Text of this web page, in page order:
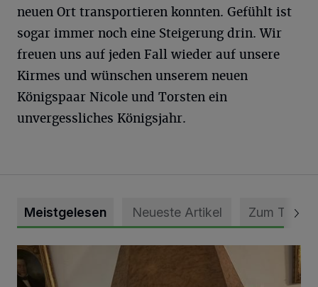
neuen Ort transportieren konnten. Gefühlt ist
sogar immer noch eine Steigerung drin. Wir
freuen uns auf jeden Fall wieder auf unsere
Kirmes und wünschen unserem neuen
Königspaar Nicole und Torsten ein
unvergessliches Königsjahr.
Meistgelesen Neueste Artikel Zum Thema
„Loss dir nix jefalle“ in 7 Tage 1 Song